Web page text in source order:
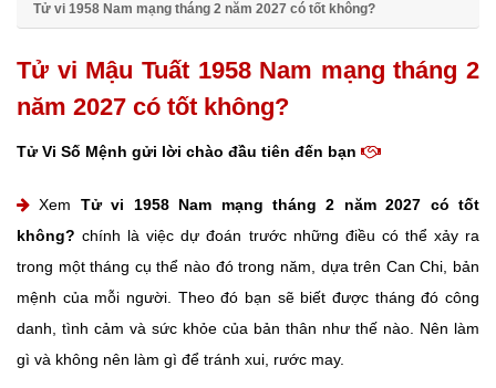
Tử vi 1958 Nam mạng tháng 2 năm 2027 có tốt không?
Tử vi Mậu Tuất 1958 Nam mạng tháng 2
năm 2027 có tốt không?
Tử Vi Số Mệnh gửi lời chào đầu tiên đến bạn
Xem Tử vi 1958 Nam mạng tháng 2 năm 2027 có tốt
không? chính là việc dự đoán trước những điều có thể xảy ra
trong một tháng cụ thể nào đó trong năm, dựa trên Can Chi, bản
mệnh của mỗi người. Theo đó bạn sẽ biết được tháng đó công
danh, tình cảm và sức khỏe của bản thân như thế nào. Nên làm
gì và không nên làm gì để tránh xui, rước may.